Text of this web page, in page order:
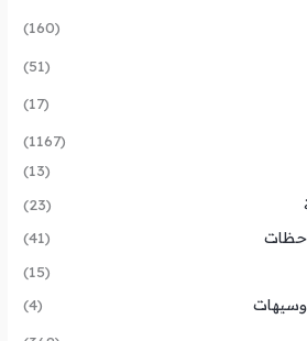
(160)
(51)
(17)
(1167)
(13)
(23)
(41)
(15)
(4)